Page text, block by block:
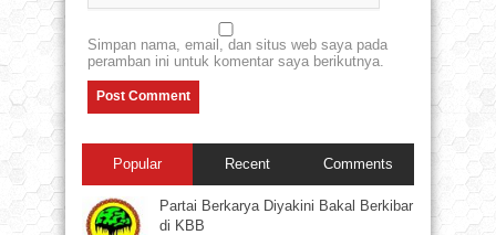
Simpan nama, email, dan situs web saya pada
peramban ini untuk komentar saya berikutnya.
Popular Recent Comments
Partai Berkarya Diyakini Bakal Berkibar
di KBB